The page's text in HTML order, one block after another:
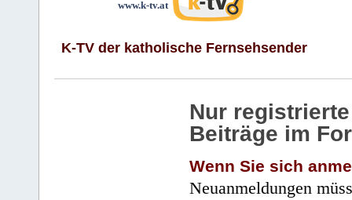
www.k-tv.at
K-TV der katholische Fernsehsender
Nur
Beiträge im
Wenn Sie sich
Neuanmeldungen